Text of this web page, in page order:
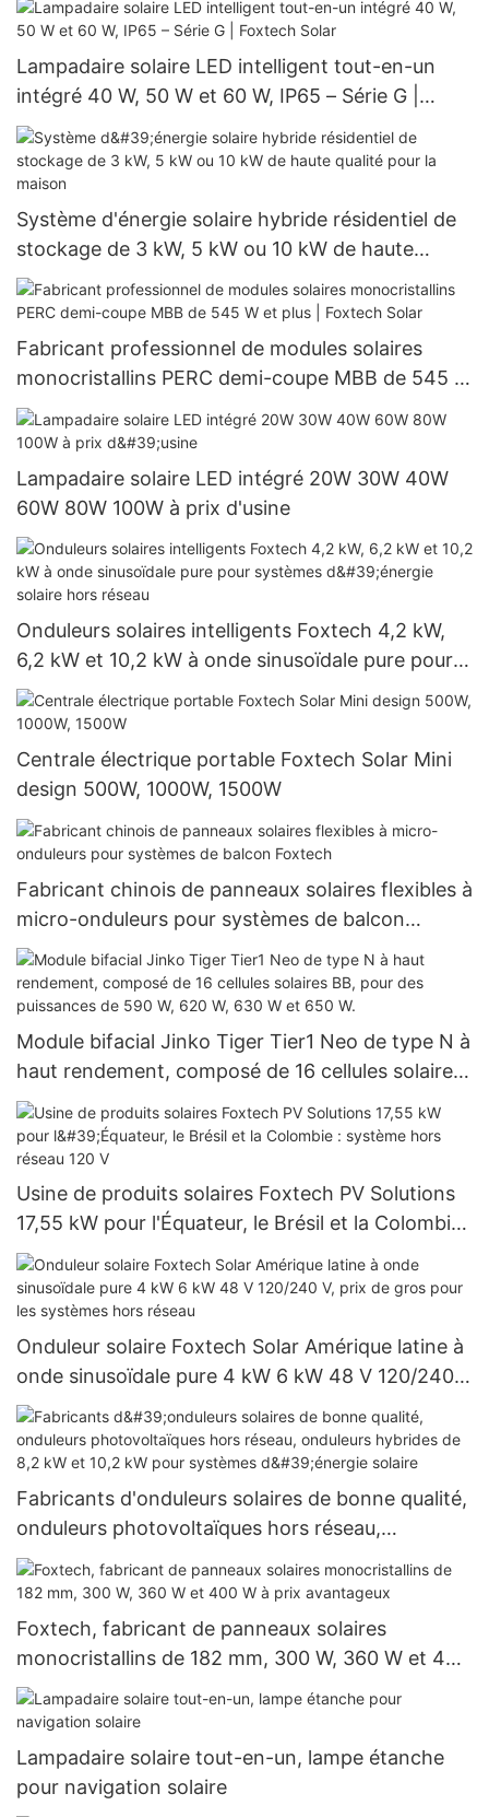
Lampadaire solaire LED intelligent tout-en-un
intégré 40 W, 50 W et 60 W, IP65 – Série G |
Foxtech Solar
Système d'énergie solaire hybride résidentiel de
stockage de 3 kW, 5 kW ou 10 kW de haute
qualité pour la maison
Fabricant professionnel de modules solaires
monocristallins PERC demi-coupe MBB de 545 W
et plus | Foxtech Solar
Lampadaire solaire LED intégré 20W 30W 40W
60W 80W 100W à prix d'usine
Onduleurs solaires intelligents Foxtech 4,2 kW,
6,2 kW et 10,2 kW à onde sinusoïdale pure pour
systèmes d'énergie solaire hors réseau
Centrale électrique portable Foxtech Solar Mini
design 500W, 1000W, 1500W
Fabricant chinois de panneaux solaires flexibles à
micro-onduleurs pour systèmes de balcon
Foxtech
Module bifacial Jinko Tiger Tier1 Neo de type N à
haut rendement, composé de 16 cellules solaires
BB, pour des puissances de 590 W, 620 W, 630 W
et 650 W.
Usine de produits solaires Foxtech PV Solutions
17,55 kW pour l'Équateur, le Brésil et la Colombie :
système hors réseau 120 V
Onduleur solaire Foxtech Solar Amérique latine à
onde sinusoïdale pure 4 kW 6 kW 48 V 120/240
V, prix de gros pour les systèmes hors réseau
Fabricants d'onduleurs solaires de bonne qualité,
onduleurs photovoltaïques hors réseau,
onduleurs hybrides de 8,2 kW et 10,2 kW pour
systèmes d'énergie solaire
Foxtech, fabricant de panneaux solaires
monocristallins de 182 mm, 300 W, 360 W et 400
W à prix avantageux
Lampadaire solaire tout-en-un, lampe étanche
pour navigation solaire